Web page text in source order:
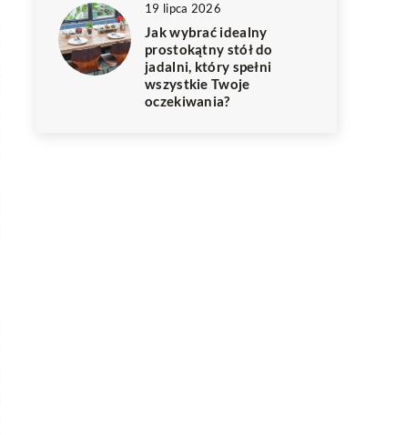
19 lipca 2026
Jak wybrać idealny
prostokątny stół do
jadalni, który spełni
wszystkie Twoje
oczekiwania?